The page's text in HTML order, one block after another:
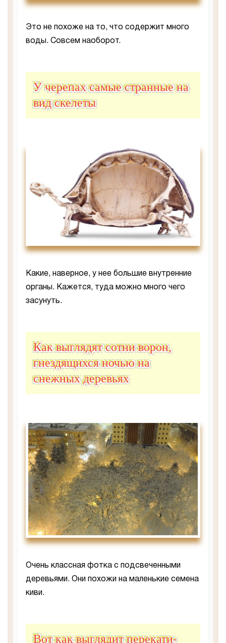
Это не похоже на то, что содержит много
воды. Совсем наоборот.
У черепах самые странные на
вид скелеты
Какие, наверное, у нее большие внутренние
органы. Кажется, туда можно много чего
засунуть.
Как выглядят сотни ворон,
гнездящихся ночью на
снежных деревьях
Очень классная фотка с подсвеченными
деревьями. Они похожи на маленькие семена
киви.
Вот как выглядит перекати-